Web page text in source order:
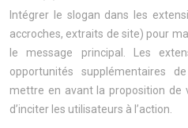
Intégrer le slogan dans les
accroches, extraits de site) pour
le message principal. Les
opportunités supplémentaires
mettre en avant la proposition de
d’inciter les utilisateurs à l’action.